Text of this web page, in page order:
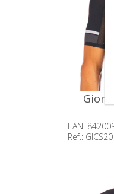
EAN:
Ref.: